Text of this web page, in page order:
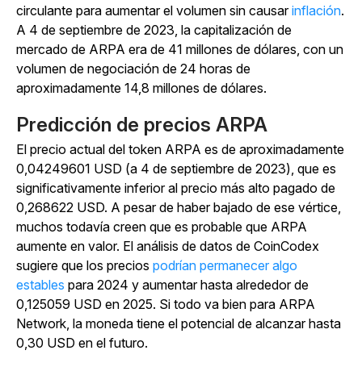
circulante para aumentar el volumen sin causarinflación.
A 4 de septiembre de 2023, la capitalización de
mercado de ARPA era de 41 millones de dólares, con un
volumen de negociación de 24 horas de
aproximadamente 14,8 millones de dólares.
Predicción de precios ARPA
El precio actual del token ARPA es de aproximadamente
0,04249601 USD (a 4 de septiembre de 2023), que es
significativamente inferior al precio más alto pagado de
0,268622 USD. A pesar de haber bajado de ese vértice,
muchos todavía creen que es probable que ARPA
aumente en valor. El análisis de datos de CoinCodex
sugiere que los precios podrían permanecer algo
estables para 2024 y aumentar hasta alrededor de
0,125059 USD en 2025. Si todo va bien para ARPA
Network, la moneda tiene el potencial de alcanzar hasta
0,30 USD en el futuro.